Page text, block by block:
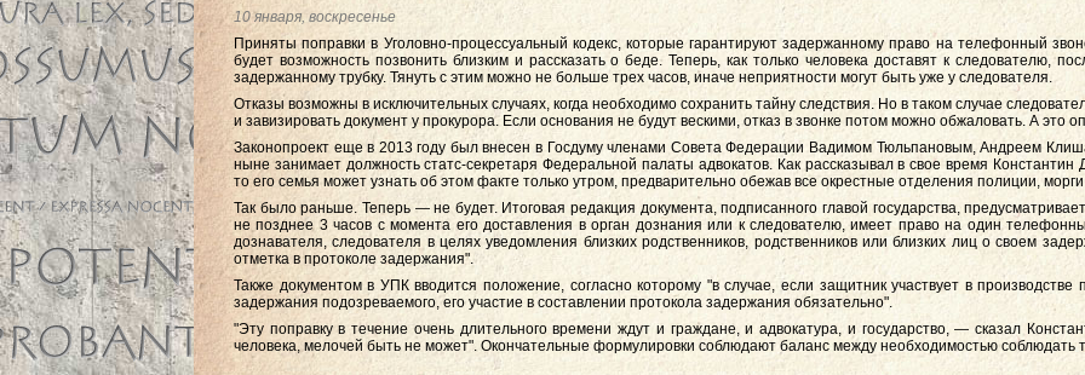
10 января, воскресенье
Приняты поправки в Уголовно-процессуальный кодекс, которые гарантируют задержанному право на телефонный
будет возможность позвонить близким и рассказать о беде. Теперь, как только человека доставят к следователю,
задержанному трубку. Тянуть с этим можно не больше трех часов, иначе неприятности могут быть уже у следователя.
Отказы возможны в исключительных случаях, когда необходимо сохранить тайну следствия. Но в таком случае
и завизировать документ у прокурора. Если основания не будут вескими, отказ в звонке потом можно обжаловать. А это
Законопроект еще в 2013 году был внесен в Госдуму членами Совета Федерации Вадимом Тюльпановым, Андреем
ныне занимает должность статс-секретаря Федеральной палаты адвокатов. Как рассказывал в свое время
то его семья может узнать об этом факте только утром, предварительно обежав все окрестные отделения полиции,
Так было раньше. Теперь — не будет. Итоговая редакция документа, подписанного главой государства,
не позднее 3 часов с момента его доставления в орган дознания или к следователю, имеет право на один
дознавателя, следователя в целях уведомления близких родственников, родственников или близких лиц о своем
отметка в протоколе задержания".
Также документом в УПК вводится положение, согласно которому "в случае, если защитник участвует в производстве
задержания подозреваемого, его участие в составлении протокола задержания обязательно".
"Эту поправку в течение очень длительного времени ждут и граждане, и адвокатура, и государство, — сказал
человека, мелочей быть не может". Окончательные формулировки соблюдают баланс между необходимостью соблюдать